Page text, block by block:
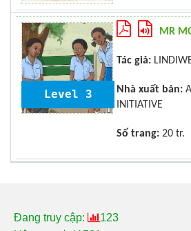
Level 3
MR
Tác giả:
Nhà xuất bản:
INITIATIVE
Số trang: 20 tr.
Đang truy cập:
123